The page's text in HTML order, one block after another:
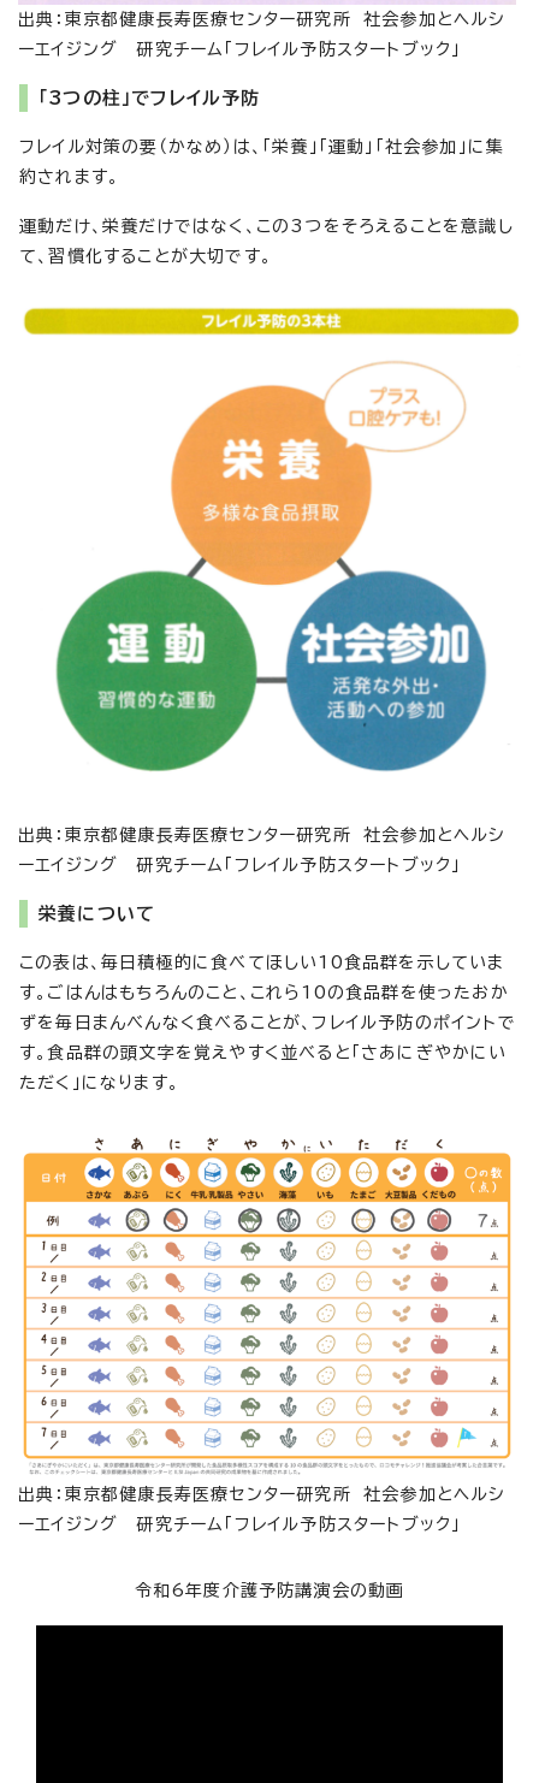
出典：東京都健康長寿医療センター研究所 社会参加とヘルシ
ーエイジング 研究チーム「フレイル予防スタートブック」
「3つの柱」でフレイル予防
フレイル対策の要（かなめ）は、「栄養」「運動」「社会参加」に集
約されます。
運動だけ、栄養だけではなく、この3つをそろえることを意識し
て、習慣化することが大切です。
出典：東京都健康長寿医療センター研究所 社会参加とヘルシ
ーエイジング 研究チーム「フレイル予防スタートブック」
栄養について
この表は、毎日積極的に食べてほしい10食品群を示していま
す。ごはんはもちろんのこと、これら10の食品群を使ったおか
ずを毎日まんべんなく食べることが、フレイル予防のポイントで
す。食品群の頭文字を覚えやすく並べると「さあにぎやかにい
ただく」になります。
出典：東京都健康長寿医療センター研究所 社会参加とヘルシ
ーエイジング 研究チーム「フレイル予防スタートブック」
令和6年度介護予防講演会の動画